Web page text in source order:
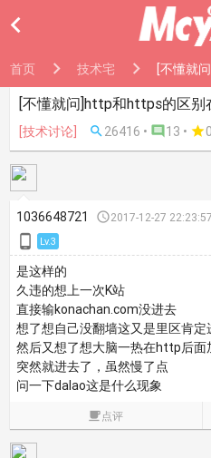

首页 技术宅 [不懂就
[不懂就问]http和https的区别
[技术讨论]  26416 •  13 • 0
1036648721 2017-12-27 22:23:57
 Lv.3
是这样的
久违的想上一次K站
直接输konachan.com没进去
想了想自己没翻墙这又是里区肯定
然后又想了想大脑一热在http后面
突然就进去了，虽然慢了点
问一下dalao这是什么现象
点评